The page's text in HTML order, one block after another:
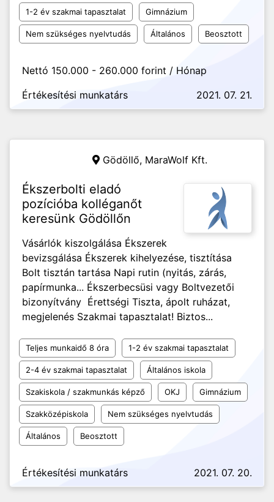
1-2 év szakmai tapasztalat Gimnázium
Nem szükséges nyelvtudás Általános Beosztott
Nettó 150.000 - 260.000 forint / Hónap
Értékesítési munkatárs
2021. 07. 21.
Gödöllő, MaraWolf Kft.
Ékszerbolti eladó
pozícióba kolléganőt
keresünk Gödöllőn
Vásárlók kiszolgálása Ékszerek
bevizsgálása Ékszerek kihelyezése, tisztítása
Bolt tisztán tartása Napi rutin (nyitás, zárás,
papírmunka... Ékszerbecsüsi vagy Boltvezetői
bizonyítvány Érettségi Tiszta, ápolt ruházat,
megjelenés Szakmai tapasztalat! Biztos...
Teljes munkaidő 8 óra 1-2 év szakmai tapasztalat
2-4 év szakmai tapasztalat Általános iskola
Szakiskola / szakmunkás képző OKJ Gimnázium
Szakközépiskola Nem szükséges nyelvtudás
Általános Beosztott
Értékesítési munkatárs 2021. 07. 20.